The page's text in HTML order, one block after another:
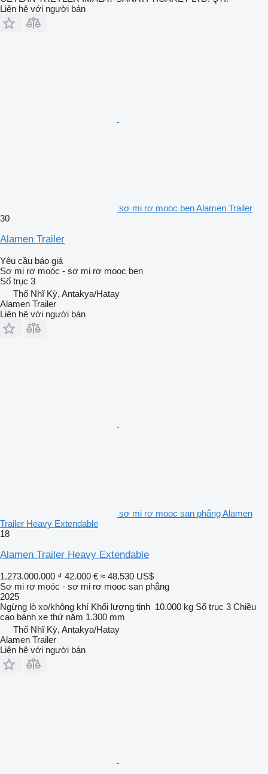
Liên hệ với người bán
sơ mi rơ mooc ben Alamen Trailer
30
Alamen Trailer
Yêu cầu báo giá
Sơ mi rơ moóc - sơ mi rơ mooc ben
Số trục 3
Thổ Nhĩ Kỳ, Antakya/Hatay
Alamen Trailer
Liên hệ với người bán
sơ mi rơ mooc san phẳng Alamen
Trailer Heavy Extendable
18
Alamen Trailer Heavy Extendable
1.273.000.000 ₫ 42.000 € ≈ 48.530 US$
Sơ mi rơ moóc - sơ mi rơ mooc san phẳng
2025
Ngừng lò xo/không khí Khối lượng tịnh 10.000 kg Số trục 3 Chiều
cao bánh xe thứ năm 1.300 mm
Thổ Nhĩ Kỳ, Antakya/Hatay
Alamen Trailer
Liên hệ với người bán